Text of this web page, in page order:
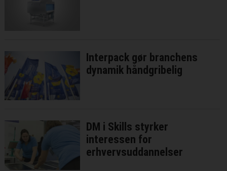
Interpack gør branchens
dynamik håndgribelig
DM i Skills styrker
interessen for
erhvervsuddannelser